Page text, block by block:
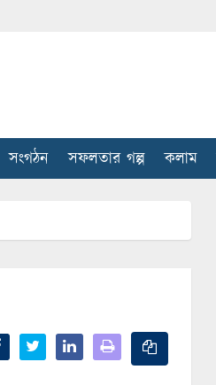
সংগঠন সফলতার গল্প কলাম